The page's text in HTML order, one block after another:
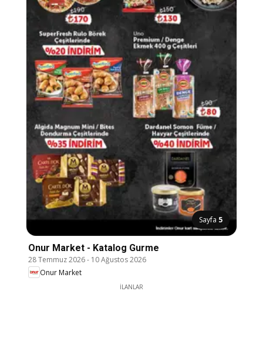
Sayfa 5
Onur Market - Katalog Gurme
28 Temmuz 2026- 10 Ağustos 2026
Onur Market
İLANLAR